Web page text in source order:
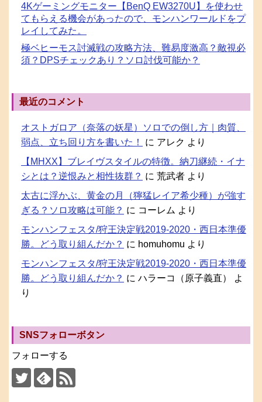
4Kゲーミングモニター【BenQ EW3270U】を使わせ
てもらえる機会があったので、モンハンワールドをプ
レイしてみた。
極ベヒーモス討滅戦の攻略方法、難易度激高？敵視必
須？DPSチェックあり？ソロ討伐可能か？
最近のコメント
オストガロア（奈落の妖星）ソロでの倒し方｜肉質、
弱点、立ち回り方を書いた！
に アレク より
【MHXX】ブレイヴスタイルの特徴。納刀継続・イナ
シとは？逆恨みと相性抜群？ に 荒武者 より
太古に浮かぶ、黄金の月（獰猛レイア希少種）が強す
ぎる？ソロ攻略は可能？ に コーレム より
モンハンフェスタ/狩王決定戦2019-2020・西日本準優
勝。どう取り組んだか？ に homuhomu より
モンハンフェスタ/狩王決定戦2019-2020・西日本準優
勝。どう取り組んだか？ に ハラーコ（原子義直）
よ
り
SNSフォローボタン
フォローする